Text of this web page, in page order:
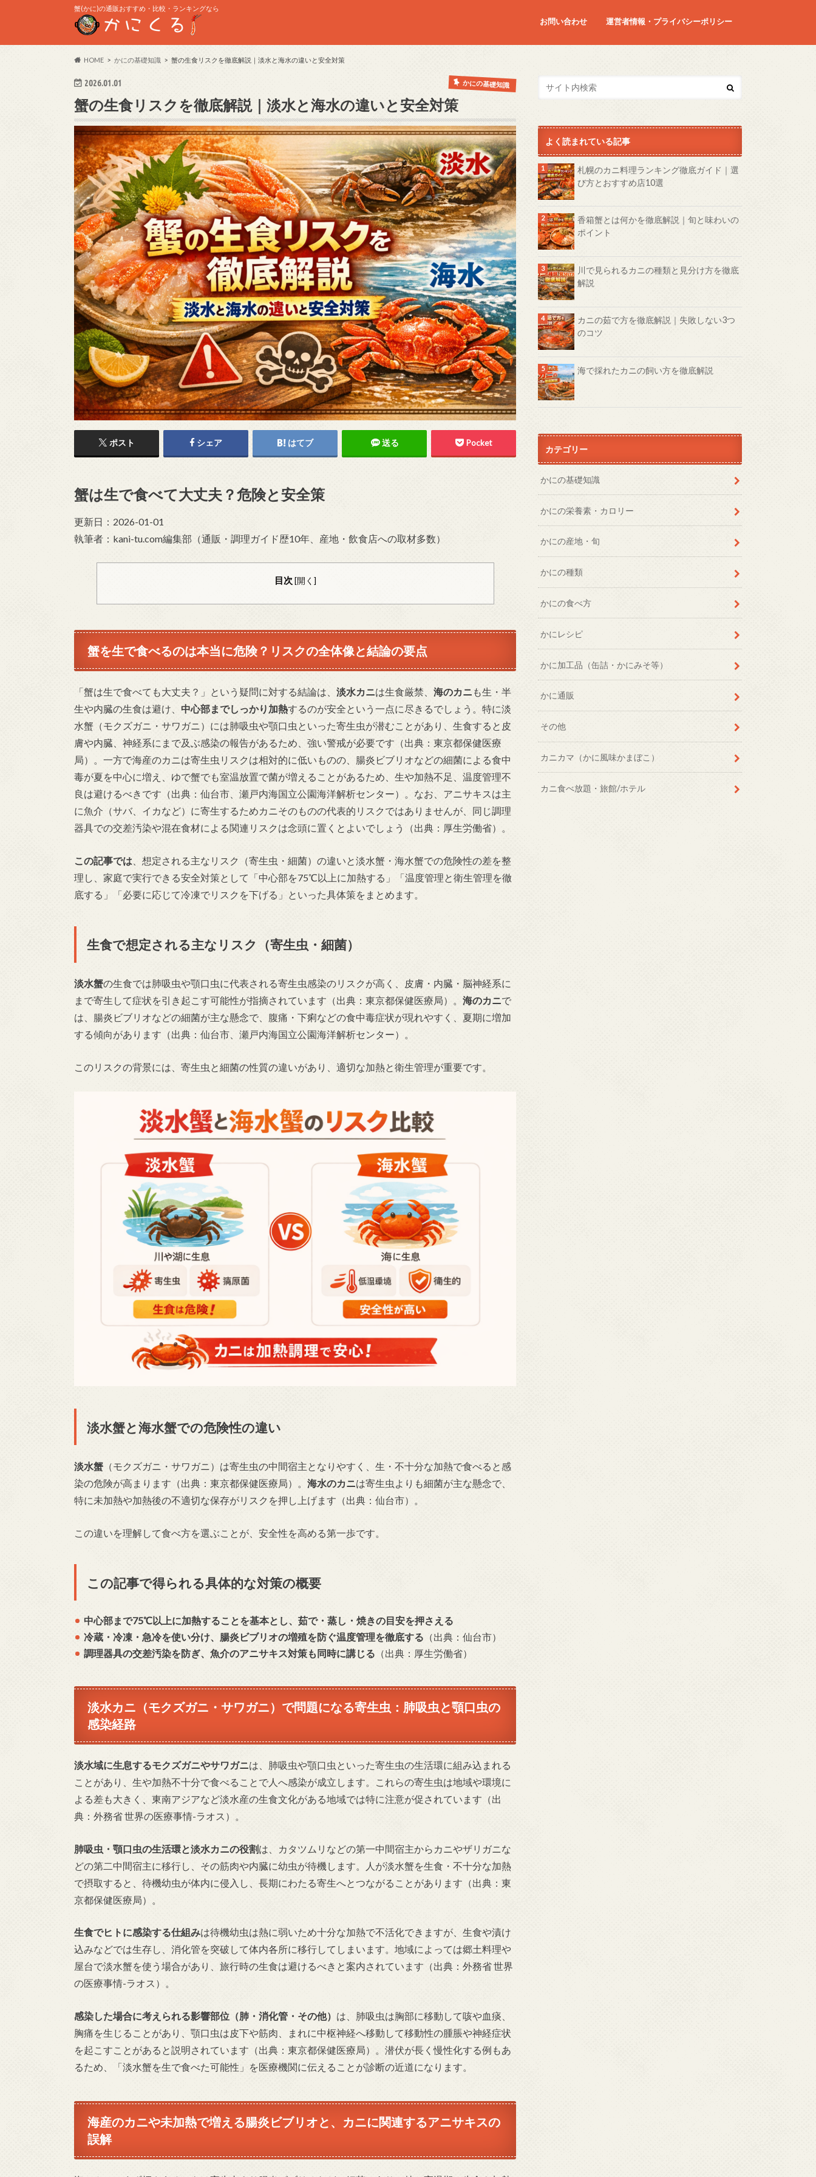
蟹(かに)の通販おすすめ・比較・ランキングなら
お問い合わせ 運営者情報・プライバシーポリシー
HOME かにの基礎知識 蟹の生食リスクを徹底解説｜淡水と海水の違いと安全対策
2026.01.01 かにの基礎知識
蟹の生食リスクを徹底解説｜淡水と海水の違いと安全対策
ポスト シェア はてブ 送る Pocket
蟹は生で食べて大丈夫？危険と安全策
更新日：2026-01-01
執筆者：kani-tu.com編集部（通販・調理ガイド歴10年、産地・飲食店への取材多数）
目次 [開く ]
蟹を生で食べるのは本当に危険？リスクの全体像と結論の要点
「蟹は生で食べても大丈夫？」という疑問に対する結論は、 淡水カニは生食厳禁、 海のカニ も生・半
生や内臓の生食は避け、 中心部までしっかり加熱するのが安全という一点に尽きるでしょう。特に淡
水蟹（モクズガニ・サワガニ）には肺吸虫や顎口虫といった寄生虫が潜むことがあり、生食すると皮
膚や内臓、神経系にまで及ぶ感染の報告があるため、強い警戒が必要です（出典：東京都保健医療
局）。一方で海産のカニは寄生虫リスクは相対的に低いものの、腸炎ビブリオなどの細菌による食中
毒が夏を中心に増え、ゆで蟹でも室温放置で菌が増えることがあるため、生や加熱不足、温度管理不
良は避けるべきです（出典：仙台市、瀬戸内海国立公園海洋解析センター）。なお、アニサキスは主
に魚介（サバ、イカなど）に寄生するためカニそのものの代表的リスクではありませんが、同じ調理
器具での交差汚染や混在食材による関連リスクは念頭に置くとよいでしょう（出典：厚生労働省）。
この記事では 、想定される主なリスク（寄生虫・細菌）の違いと淡水蟹・海水蟹での危険性の差を整
理し、家庭で実行できる安全対策として「中心部を75℃以上に加熱する」「温度管理と衛生管理を徹
底する」「必要に応じて冷凍でリスクを下げる」といった具体策をまとめます。
生食で想定される主なリスク（寄生虫・細菌）
淡水蟹の生食では肺吸虫や顎口虫に代表される寄生虫感染のリスクが高く、皮膚・内臓・脳神経系に
まで寄生して症状を引き起こす可能性が指摘されています（出典：東京都保健医療局）。 海のカニで
は、腸炎ビブリオなどの細菌が主な懸念で、腹痛・下痢などの食中毒症状が現れやすく、夏期に増加
する傾向があります（出典：仙台市、瀬戸内海国立公園海洋解析センター）。
このリスクの背景には、寄生虫と細菌の性質の違いがあり、適切な加熱と衛生管理が重要です。
淡水蟹と海水蟹での危険性の違い
淡水蟹 （モクズガニ・サワガニ）は寄生虫の中間宿主となりやすく、生・不十分な加熱で食べると感
染の危険が高まります（出典：東京都保健医療局）。 海水のカニは寄生虫よりも細菌が主な懸念で、
特に未加熱や加熱後の不適切な保存がリスクを押し上げます（出典：仙台市）。
この違いを理解して食べ方を選ぶことが、安全性を高める第一歩です。
この記事で得られる具体的な対策の概要
中心部まで75℃以上に加熱することを基本とし、茹で・蒸し・焼きの目安を押さえる
冷蔵・冷凍・急冷を使い分け、腸炎ビブリオの増殖を防ぐ温度管理を徹底する （出典：仙台市）
調理器具の交差汚染を防ぎ、魚介のアニサキス対策も同時に講じる （出典：厚生労働省）
淡水カニ（モクズガニ・サワガニ）で問題になる寄生虫：肺吸虫と顎口虫の
感染経路
淡水域に生息するモクズガニやサワガニは、肺吸虫や顎口虫といった寄生虫の生活環に組み込まれる
ことがあり、生や加熱不十分で食べることで人へ感染が成立します。これらの寄生虫は地域や環境に
よる差も大きく、東南アジアなど淡水産の生食文化がある地域では特に注意が促されています（出
典：外務省 世界の医療事情-ラオス）。
肺吸虫・顎口虫の生活環と淡水カニの役割は、カタツムリなどの第一中間宿主からカニやザリガニな
どの第二中間宿主に移行し、その筋肉や内臓に幼虫が待機します。人が淡水蟹を生食・不十分な加熱
で摂取すると、待機幼虫が体内に侵入し、長期にわたる寄生へとつながることがあります（出典：東
京都保健医療局）。
生食でヒトに感染する仕組みは待機幼虫は熱に弱いため十分な加熱で不活化できますが、生食や漬け
込みなどでは生存し、消化管を突破して体内各所に移行してしまいます。地域によっては郷土料理や
屋台で淡水蟹を使う場合があり、旅行時の生食は避けるべきと案内されています（出典：外務省 世界
の医療事情-ラオス）。
感染した場合に考えられる影響部位（肺・消化管・その他） は、肺吸虫は胸部に移動して咳や血痰、
胸痛を生じることがあり、顎口虫は皮下や筋肉、まれに中枢神経へ移動して移動性の腫脹や神経症状
を起こすことがあると説明されています（出典：東京都保健医療局）。潜伏が長く慢性化する例もあ
るため、「淡水蟹を生で食べた可能性」を医療機関に伝えることが診断の近道になります。
海産のカニや未加熱で増える腸炎ビブリオと、カニに関連するアニサキスの
誤解
よく読まれている記事
札幌のカニ料理ランキング徹底ガイド｜選
び方とおすすめ店10選
香箱蟹とは何かを徹底解説｜旬と味わいの
ポイント
川で見られるカニの種類と見分け方を徹底
解説
カニの茹で方を徹底解説｜失敗しない3つ
のコツ
海で採れたカニの飼い方を徹底解説
カテゴリー
かにの基礎知識
かにの栄養素・カロリー
かにの産地・旬
かにの種類
かにの食べ方
かにレシピ
かに加工品（缶詰・かにみそ等）
かに通販
その他
カニカマ（かに風味かまぼこ）
カニ食べ放題・旅館/ホテル